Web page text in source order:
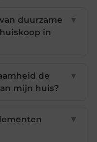
duurzame
in
▼
de
mijn huis?
▼
▼